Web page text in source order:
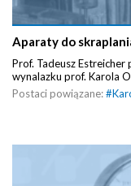
Aparaty do
Prof. Tadeusz
wynalazku prof. Karola
Postaci powiązane:#